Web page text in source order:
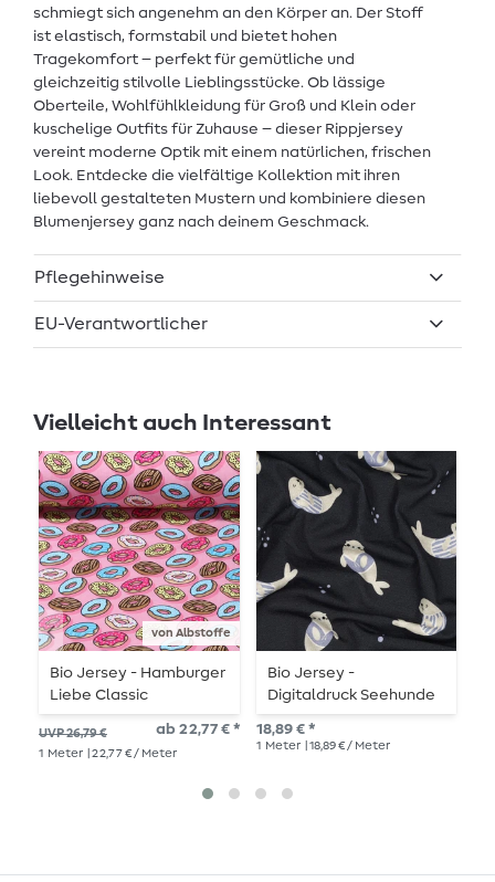
schmiegt sich angenehm an den Körper an. Der Stoff
ist elastisch, formstabil und bietet hohen
Tragekomfort – perfekt für gemütliche und
gleichzeitig stilvolle Lieblingsstücke. Ob lässige
Oberteile, Wohlfühlkleidung für Groß und Klein oder
kuschelige Outfits für Zuhause – dieser Rippjersey
vereint moderne Optik mit einem natürlichen, frischen
Look. Entdecke die vielfältige Kollektion mit ihren
liebevoll gestalteten Mustern und kombiniere diesen
Blumenjersey ganz nach deinem Geschmack.
Pflegehinweise
EU-Verantwortlicher
Vielleicht auch Interessant
von Albstoffe
Bio Jersey - Hamburger
Liebe Classic
Collection Donuts Rosa
UVP 26,79 € ab 22,77 € *
1 Meter | 22,77 € / Meter
Bio Jersey -
Digitaldruck Seehunde
Navy
18,89 € *
1 Meter | 18,89 € / Meter